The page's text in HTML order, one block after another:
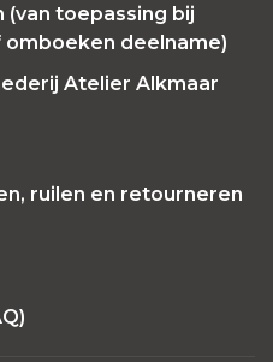
toepassing bij
deelname)
Atelier Alkmaar
ruilen en retourneren